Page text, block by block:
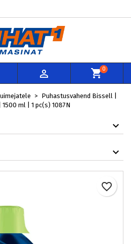
 0
Puhastusvahend Bissell |
ml | 1 pc(s) 1087N
favorite_border
×
×
Loobu Loo soovinimekiri
×
et tooteid soovinimekirja